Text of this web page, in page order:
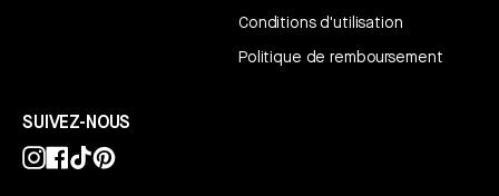
Conditions d'utilisation
Politique de remboursement
SUIVEZ-NOUS
Instagram
Facebook
TikTokPinterest